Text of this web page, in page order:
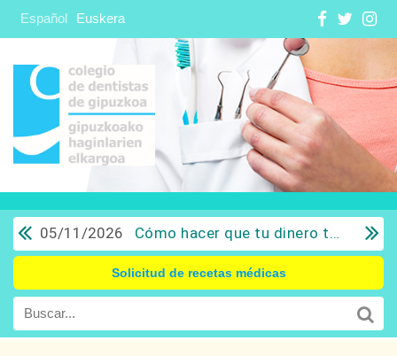
Español Euskera
05/11/2026 Cómo hacer que tu dinero trabaje para ti: Del ahorro a la inversión con sentido común.
Solicitud de recetas médicas